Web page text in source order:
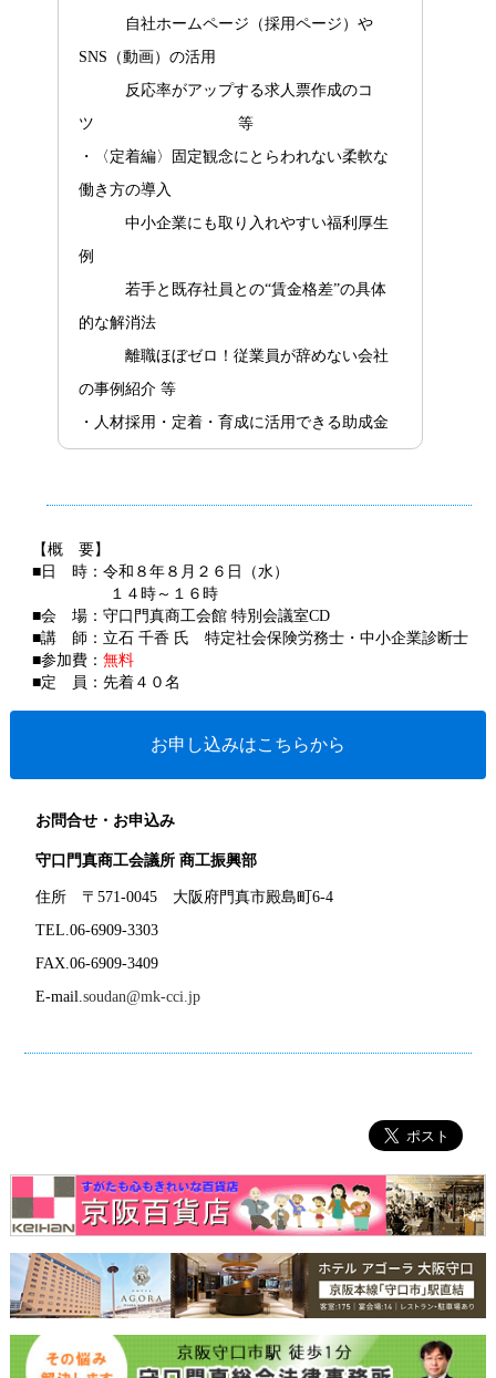
自社ホームページ（採用ページ）や
SNS（動画）の活用
反応率がアップする求人票作成のコ
ツ 等
・〈定着編〉固定観念にとらわれない柔軟な
働き方の導入
中小企業にも取り入れやすい福利厚生
例
若手と既存社員との“賃金格差”の具体
的な解消法
離職ほぼゼロ！従業員が辞めない会社
の事例紹介 等
・人材採用・定着・育成に活用できる助成金
【概 要】
■日 時：令和８年８月２６日（水）
１４時～１６時
■会 場：守口門真商工会館 特別会議室CD
■講 師：立石 千香 氏 特定社会保険労務士・中小企業診断士
■参加費： 無料
■定 員：先着４０名
お申し込みはこちらから
お問合せ・お申込み
守口門真商工会議所 商工振興部
住所 〒571-0045 大阪府門真市殿島町6-4
TEL.06-6909-3303
FAX.06-6909-3409
E-mail. soudan@mk-cci.jp